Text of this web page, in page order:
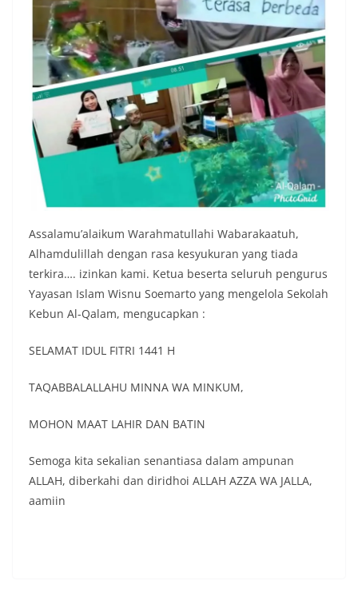
Assalamu’alaikum Warahmatullahi Wabarakaatuh,
Alhamdulillah dengan rasa kesyukuran yang tiada
terkira…. izinkan kami. Ketua beserta seluruh pengurus
Yayasan Islam Wisnu Soemarto yang mengelola Sekolah
Kebun Al-Qalam, mengucapkan :
SELAMAT IDUL FITRI 1441 H
TAQABBALALLAHU MINNA WA MINKUM,
MOHON MAAT LAHIR DAN BATIN
Semoga kita sekalian senantiasa dalam ampunan
ALLAH, diberkahi dan diridhoi ALLAH AZZA WA JALLA,
aamiin